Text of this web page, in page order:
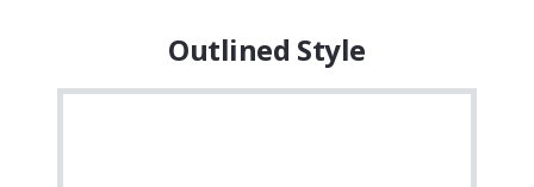
Outlined Style